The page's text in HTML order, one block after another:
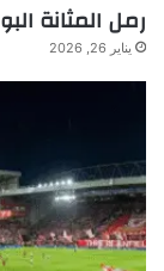
رمل المثانة
يناير 26, 2026